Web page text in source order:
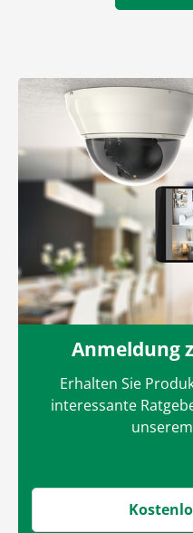
Anmeldung
Erhalten Sie
interessante